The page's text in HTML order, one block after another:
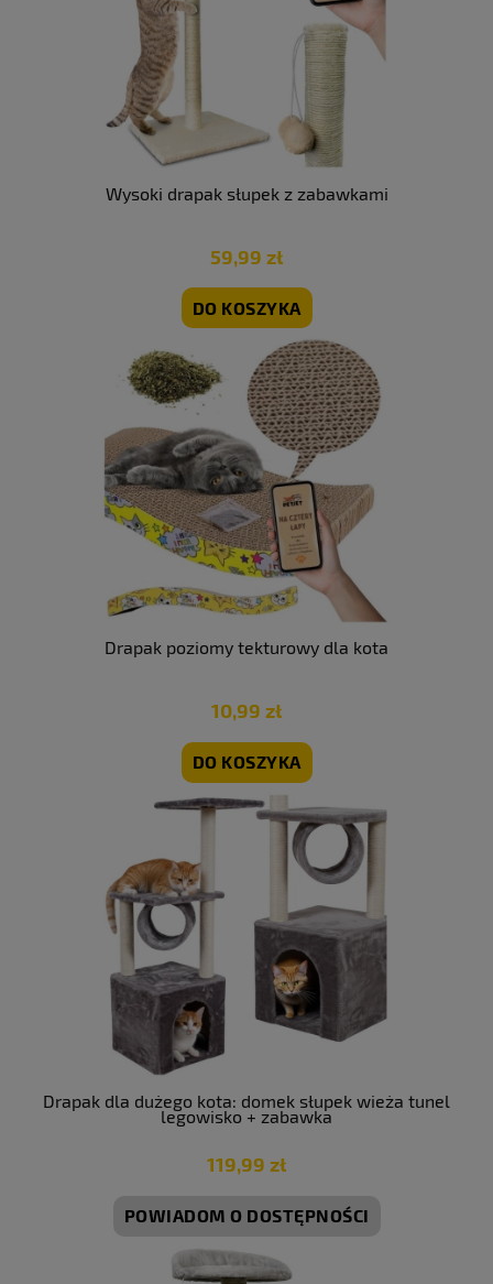
Wysoki drapak słupek z zabawkami
59,99 zł
DO KOSZYKA
Drapak poziomy tekturowy dla kota
10,99 zł
DO KOSZYKA
Drapak dla dużego kota: domek słupek wieża tunel
legowisko + zabawka
119,99 zł
POWIADOM O DOSTĘPNOŚCI